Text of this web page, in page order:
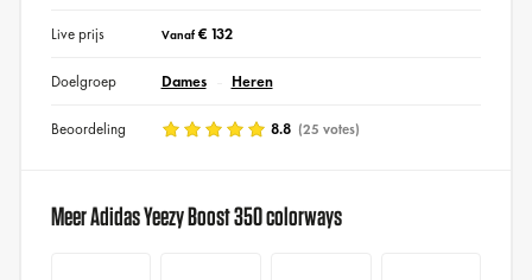
Live prijs Vanaf€ 132
Doelgroep Dames Heren
Beoordeling 8.8 (25 votes)
Meer Adidas Yeezy Boost 350 colorways